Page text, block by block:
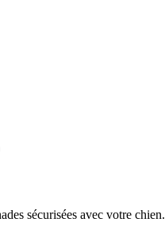
sécurisées avec votre chien.